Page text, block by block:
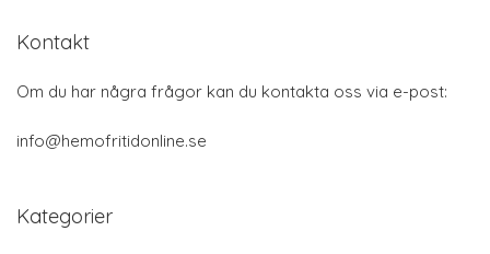
Kontakt
Om du har några frågor kan du kontakta oss via e-post:
info@hemofritidonline.se
Kategorier